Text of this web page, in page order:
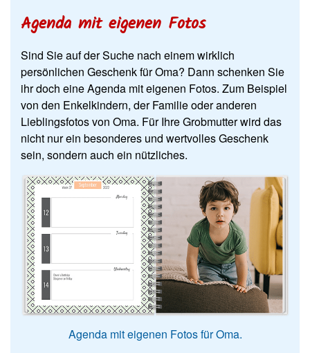
Agenda mit eigenen Fotos
Sind Sie auf der Suche nach einem wirklich
persönlichen Geschenk für Oma? Dann schenken Sie
ihr doch eine Agenda mit eigenen Fotos. Zum Beispiel
von den Enkelkindern, der Familie oder anderen
Lieblingsfotos von Oma. Für Ihre Grobmutter wird das
nicht nur ein besonderes und wertvolles Geschenk
sein, sondern auch ein nützliches.
Agenda mit eigenen Fotos für Oma.